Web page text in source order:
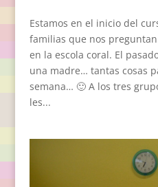
Estamos en el inicio del
familias que nos
en la escola coral. El
una madre… tantas cosas
semana… 🙂 A los tres
les...